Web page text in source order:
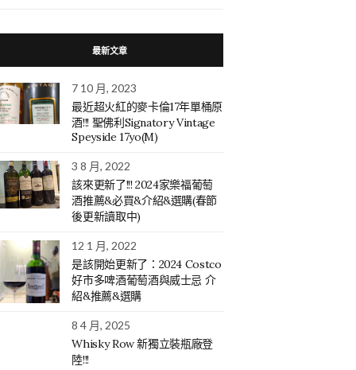
最新文章
7 10 月, 2023
最近超火紅的麥卡倫17年單桶原
酒!!! 聖佛利Signatory Vintage
Speyside 17yo(M)
3 8 月, 2022
該來更新了!!! 2024家樂福葡萄
酒推薦&必買&介紹&選購(春節
後更新讀取中)
12 1 月, 2022
是該開始更新了：2024 Costco
好市多啤酒葡萄酒與威士忌 介
紹&推薦&選購
8 4 月, 2025
Whisky Row 新獨立裝瓶廠登
陸!!!